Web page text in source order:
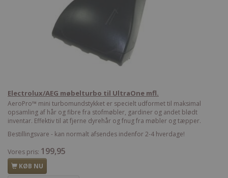
Electrolux/AEG møbelturbo til UltraOne mfl.
AeroPro™ mini turbomundstykket er specielt udformet til maksimal
opsamling af hår og fibre fra stofmøbler, gardiner og andet blødt
inventar. Effektiv til at fjerne dyrehår og fnug fra møbler og tæpper.
Bestillingsvare - kan normalt afsendes indenfor 2-4 hverdage!
Vores pris: 199,95
KØB NU